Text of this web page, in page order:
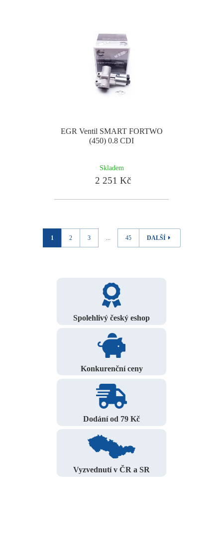
EGR Ventil SMART FORTWO
(450) 0.8 CDI
Skladem
2 251 Kč
1 2 3 ... 45 DALŠÍ
Spolehlivý český eshop
Konkurenční ceny
Dodání od 79 Kč
Vyzvednutí v ČR a SR